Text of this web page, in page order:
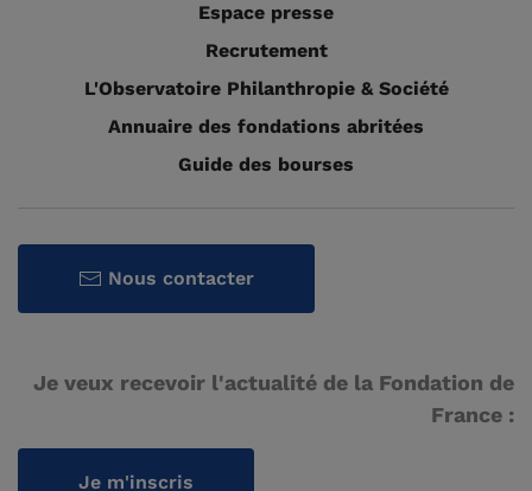
Espace presse
Recrutement
L'Observatoire Philanthropie & Société
Annuaire des fondations abritées
Guide des bourses
Nous contacter
Je veux recevoir l'actualité de la Fondation de
France :
Je m'inscris